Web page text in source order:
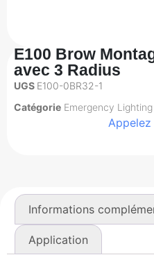
E100 Brow
avec 3 Radius
UGS E100-0BR32-1
Catégorie Emergency Lighting
Informations
Application